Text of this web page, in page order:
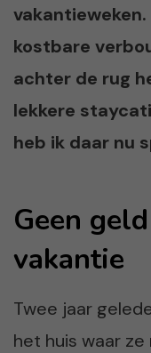
kostbare
achter de rug
lekkere
heb ik daar nu
Geen
vakantie
Twee jaar
het huis waar ze